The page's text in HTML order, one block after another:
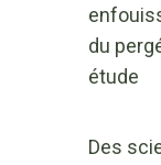
du
étude
Des